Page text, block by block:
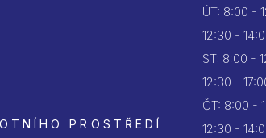
PROSTŘEDÍ
ÚT: 8:00 -
12:30 -
ST: 8:00 -
12:30 -
ČT: 8:00 -
12:30 -